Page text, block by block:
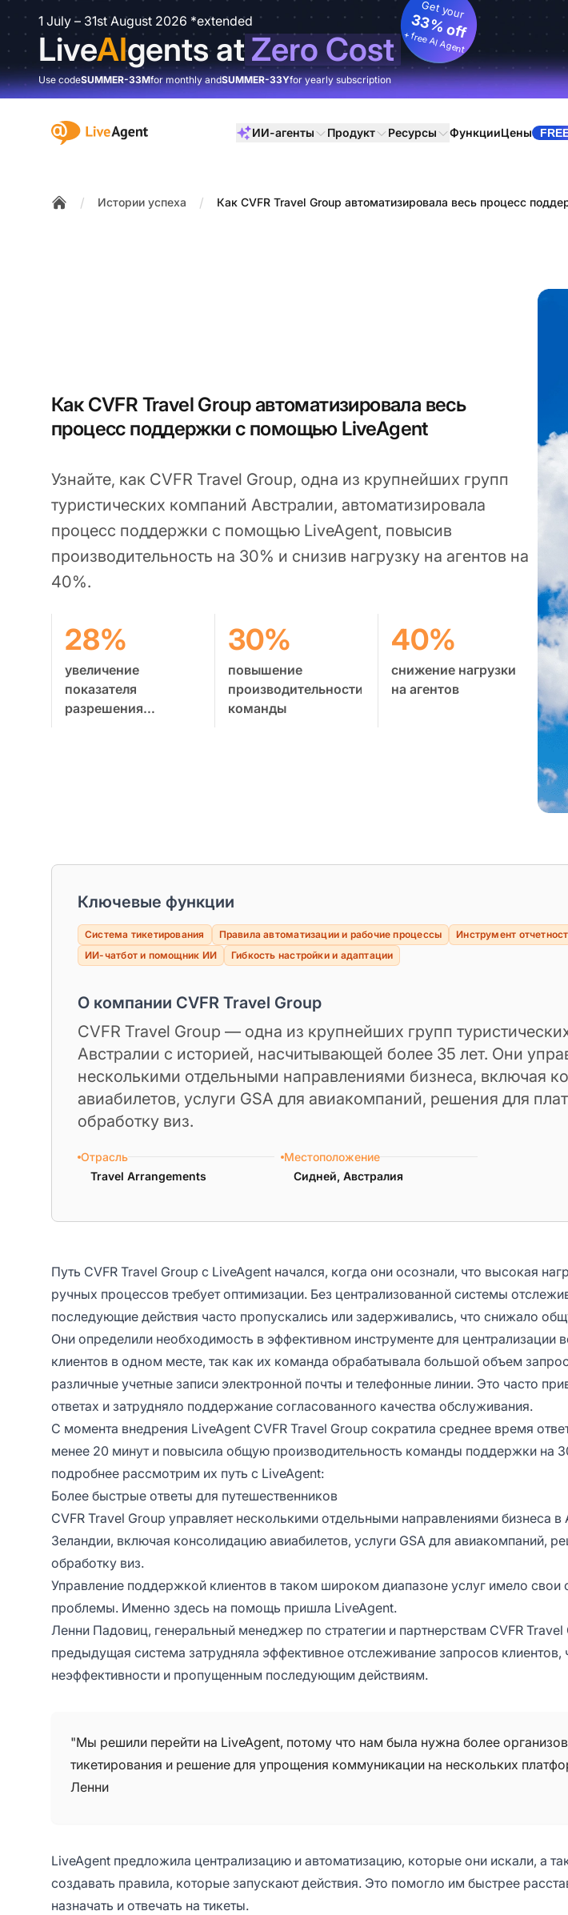
1 July – 31st August 2026 *extended
LiveAIgents atZero Cost
Get your
33% off
+ free AI Agent
Use codeSUMMER-33Mfor monthly andSUMMER-33Yfor yearly subscription
:site.title ИИ-агенты Продукт Ресурсы ФункцииЦены
/ Истории успеха / Как CVFR Travel Group автоматизировала весь процесс
Как CVFR Travel Group автоматизировала весь
процесс поддержки с помощью LiveAgent
Узнайте, как CVFR Travel Group, одна из крупнейших групп
туристических компаний Австралии, автоматизировала
процесс поддержки с помощью LiveAgent, повысив
производительность на 30% и снизив нагрузку на агентов на
40%.
28%
увеличение
показателя
разрешения
30%
повышение
производительности
команды
40%
снижение нагрузки
на агентов
Ключевые функции
Система тикетирования Правила автоматизации и рабочие процессы
Инструмент
ИИ-чатбот и помощник ИИ
Гибкость настройки и адаптации
О компании CVFR Travel Group
CVFR Travel Group — одна из крупнейших групп
Австралии с историей, насчитывающей более 35 лет. Они
несколькими отдельными направлениями бизнеса, включая
авиабилетов, услуги GSA для авиакомпаний, решения для
обработку виз.
Отрасль
Travel Arrangements
Местоположение
Сидней, Австралия
Путь CVFR Travel Group с LiveAgent начался, когда они осознали, что высокая
ручных процессов требует оптимизации. Без централизованной системы
последующие действия часто пропускались или задерживались, что снижало
Они определили необходимость в эффективном инструменте для централизации
клиентов в одном месте, так как их команда обрабатывала большой объем
различные учетные записи электронной почты и телефонные линии. Это часто
ответах и затрудняло поддержание согласованного качества обслуживания.
С момента внедрения LiveAgent CVFR Travel Group сократила среднее время
менее 20 минут и повысила общую производительность команды поддержки на
подробнее рассмотрим их путь с LiveAgent:
Более быстрые ответы для путешественников
CVFR Travel Group управляет несколькими отдельными направлениями бизнеса
Зеландии, включая консолидацию авиабилетов, услуги GSA для авиакомпаний,
обработку виз.
Управление поддержкой клиентов в таком широком диапазоне услуг имело свои
проблемы. Именно здесь на помощь пришла LiveAgent.
Ленни Падовиц, генеральный менеджер по стратегии и партнерствам CVFR Travel
предыдущая система затрудняла эффективное отслеживание запросов клиентов,
неэффективности и пропущенным последующим действиям.
"Мы решили перейти на LiveAgent, потому что нам была нужна более
тикетирования и решение для упрощения коммуникации на нескольких
Ленни
LiveAgent предложила централизацию и автоматизацию, которые они искали, а
создавать правила, которые запускают действия. Это помогло им быстрее
назначать и отвечать на тикеты.